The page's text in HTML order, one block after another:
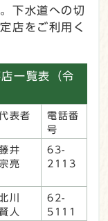
下水道への切
店をご利用く
一覧表（令
表者
電話番
号
井
亮
63-
2113
川
賢人
62-
5111